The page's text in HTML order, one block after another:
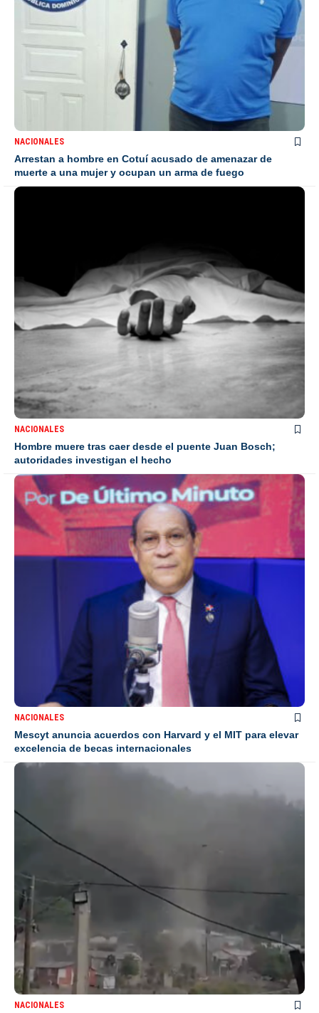
NACIONALES
Arrestan a hombre en Cotuí acusado de amenazar de
muerte a una mujer y ocupan un arma de fuego
NACIONALES
Hombre muere tras caer desde el puente Juan Bosch;
autoridades investigan el hecho
NACIONALES
Mescyt anuncia acuerdos con Harvard y el MIT para elevar
excelencia de becas internacionales
NACIONALES